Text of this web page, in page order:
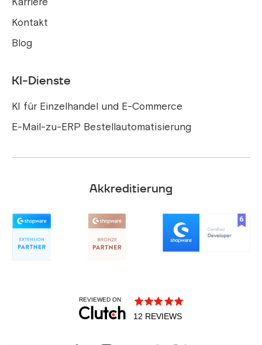
Kontakt
Blog
KI-Dienste
KI für Einzelhandel und E-Commerce
E-Mail-zu-ERP Bestellautomatisierung
Akkreditierung